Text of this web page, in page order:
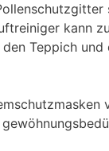
kann
Teppich